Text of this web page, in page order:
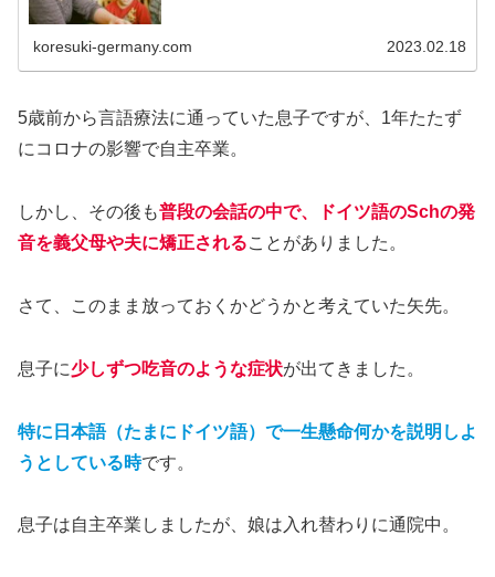
koresuki-germany.com 2023.02.18
5歳前から言語療法に通っていた息子ですが、1年たたず
にコロナの影響で自主卒業。
しかし、その後も普段の会話の中で、ドイツ語のSchの発
音を義父母や夫に矯正されることがありました。
さて、このまま放っておくかどうかと考えていた矢先。
息子に少しずつ吃音のような症状が出てきました。
特に日本語（たまにドイツ語）で一生懸命何かを説明しよ
うとしている時です。
息子は自主卒業しましたが、娘は入れ替わりに通院中。